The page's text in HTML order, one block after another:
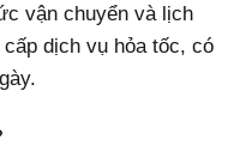
vận chuyển và lịch
dịch vụ hỏa tốc, có